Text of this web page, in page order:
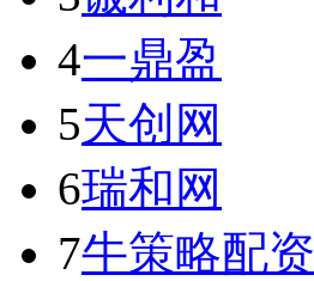
4一鼎盈
5天创网
6瑞和网
7牛策略配资